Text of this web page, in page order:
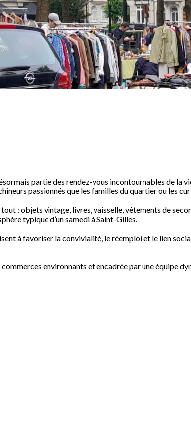
partie des rendez-vous incontournables de la
passionnés que les familles du quartier ou les
: objets vintage, livres, vaisselle, vêtements de
typique d’un samedi à Saint-Gilles.
à favoriser la convivialité, le réemploi et le lien
environnants et encadrée par une équipe